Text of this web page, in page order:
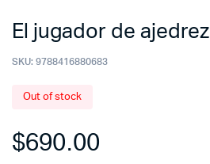
El jugador de ajedrez
SKU: 9788416880683
Out of stock
$690.00